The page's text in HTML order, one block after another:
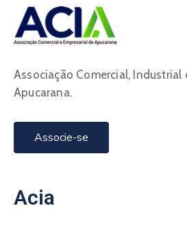
Associação Comercial, Industrial
Apucarana.
Associe-se
Acia